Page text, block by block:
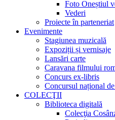
Foto Oneștiul
Vederi
Proiecte în parteneriat
Evenimente
Stagiunea muzicală
Expoziții și vernisaje
Lansări carte
Caravana filmului
Concurs ex-libris
Concursul național
COLECŢII
Biblioteca digitală
Colecţia